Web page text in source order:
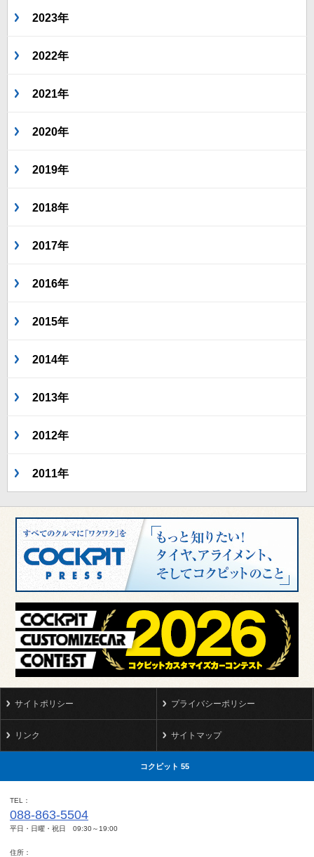
2023年
2022年
2021年
2020年
2019年
2018年
2017年
2016年
2015年
2014年
2013年
2012年
2011年
サイトポリシー プライバシーポリシー
リンク サイトマップ
コクピット 55
TEL
088-863-5504
平日・日曜・祝日 09:30～19:00
住所